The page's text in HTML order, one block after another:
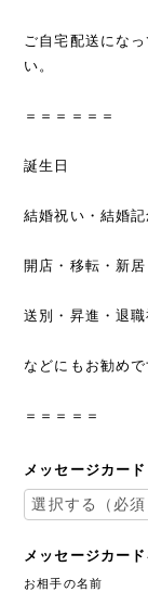
ご自宅配送にな
い。
＝＝＝＝＝＝
誕生日
結婚祝い・結婚記
開店・移転・新
送別・昇進・退職
などにもお勧めで
＝＝＝＝＝
メッセージカード
メッセージカー
お相手の名前